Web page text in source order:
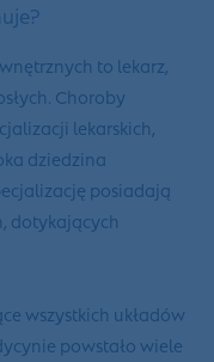
to lekarz,
Choroby
lekarskich,
dziedzina
posiadają
dotykających
wszystkich układów
powstało wiele